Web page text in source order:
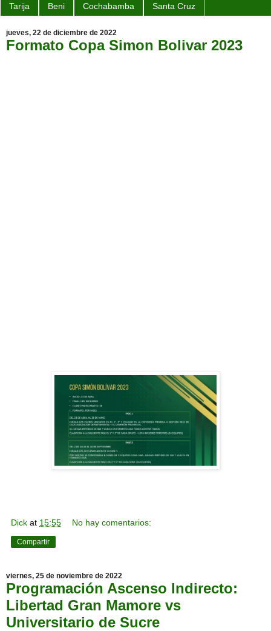
Tarija Beni Cochabamba Santa Cruz
jueves, 22 de diciembre de 2022
Formato Copa Simon Bolivar 2023
Dick at 15:55 No hay comentarios:
Compartir
viernes, 25 de noviembre de 2022
Programación Ascenso Indirecto:
Libertad Gran Mamore vs
Universitario de Sucre